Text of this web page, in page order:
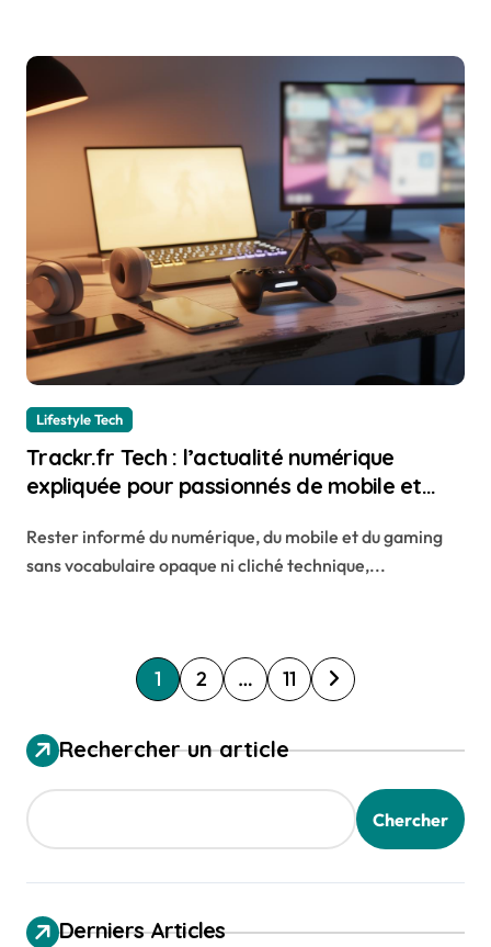
Lifestyle Tech
Trackr.fr Tech : l’actualité numérique
expliquée pour passionnés de mobile et
Rester informé du numérique, du mobile et du gaming
sans vocabulaire opaque ni cliché technique,...
P
o
s
t
p
a
g
1 2 … 11
Rechercher un article
Chercher
Derniers Articles